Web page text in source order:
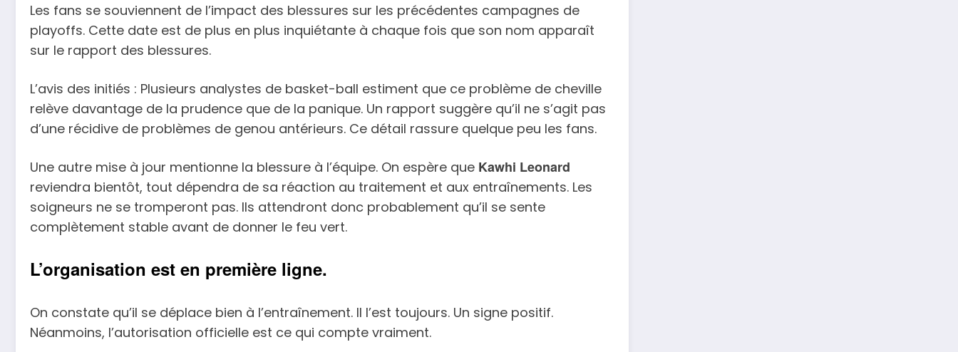
Les fans se souviennent de l’impact des blessures sur les précédentes campagnes de
playoffs. Cette date est de plus en plus inquiétante à chaque fois que son nom apparaît
sur le rapport des blessures.
L’avis des initiés : Plusieurs analystes de basket-ball estiment que ce problème de cheville
relève davantage de la prudence que de la panique. Un rapport suggère qu’il ne s’agit pas
d’une récidive de problèmes de genou antérieurs. Ce détail rassure quelque peu les fans.
Une autre mise à jour mentionne la blessure à l’équipe. On espère que Kawhi Leonard
reviendra bientôt, tout dépendra de sa réaction au traitement et aux entraînements. Les
soigneurs ne se tromperont pas. Ils attendront donc probablement qu’il se sente
complètement stable avant de donner le feu vert.
L’organisation est en première ligne.
On constate qu’il se déplace bien à l’entraînement. Il l’est toujours. Un signe positif.
Néanmoins, l’autorisation officielle est ce qui compte vraiment.